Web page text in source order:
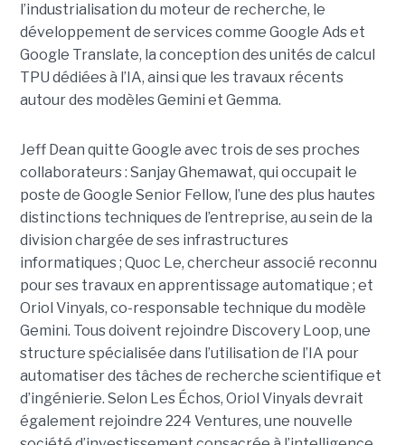
l’industrialisation du moteur de recherche, le
développement de services comme Google Ads et
Google Translate, la conception des unités de calcul
TPU dédiées à l’IA, ainsi que les travaux récents
autour des modèles Gemini et Gemma.
Jeff Dean quitte Google avec trois de ses proches
collaborateurs : Sanjay Ghemawat, qui occupait le
poste de Google Senior Fellow, l’une des plus hautes
distinctions techniques de l’entreprise, au sein de la
division chargée de ses infrastructures
informatiques ; Quoc Le, chercheur associé reconnu
pour ses travaux en apprentissage automatique ; et
Oriol Vinyals, co-responsable technique du modèle
Gemini. Tous doivent rejoindre Discovery Loop, une
structure spécialisée dans l’utilisation de l’IA pour
automatiser des tâches de recherche scientifique et
d’ingénierie. Selon Les Échos, Oriol Vinyals devrait
également rejoindre 224 Ventures, une nouvelle